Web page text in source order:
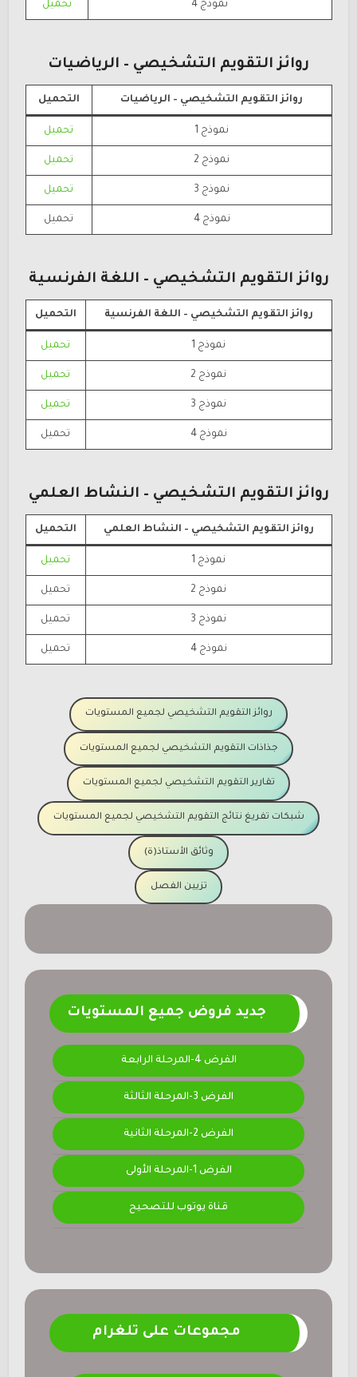
نموذج 4 تحميل
روائز التقويم التشخيصي – الرياضيات
روائز التقويم التشخيصي – الرياضيات التحميل
نموذج 1 تحميل
نموذج 2 تحميل
نموذج 3 تحميل
نموذج 4 تحميل
روائز التقويم التشخيصي – اللغة الفرنسية
روائز التقويم التشخيصي – اللغة الفرنسية التحميل
نموذج 1 تحميل
نموذج 2 تحميل
نموذج 3 تحميل
نموذج 4 تحميل
روائز التقويم التشخيصي – النشاط العلمي
روائز التقويم التشخيصي – النشاط العلمي التحميل
نموذج 1 تحميل
نموذج 2 تحميل
نموذج 3 تحميل
نموذج 4 تحميل
روائز التقويم التشخيصي لجميع المستويات
جذاذات التقويم التشخيصي لجميع المستويات
تقارير التقويم التشخيصي لجميع المستويات
شبكات تفريغ نتائج التقويم التشخيصي لجميع المستويات
وثائق الأستاذ(ة)
تزيين الفصل
جديد فروض جميع المستويات
الفرض 4-المرحلة الرابعة
الفرض 3-المرحلة الثالثة
الفرض 2-المرحلة الثانية
الفرض 1-المرحلة الأولى
قناة يوتوب للتصحيح
مجموعات على تلغرام